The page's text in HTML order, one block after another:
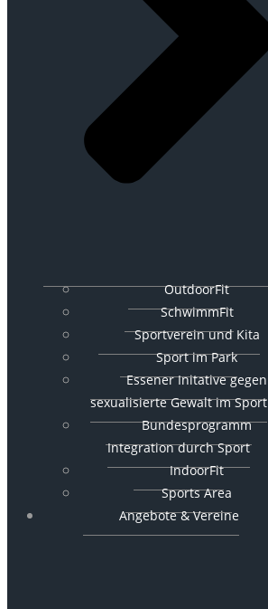
OutdoorFit
SchwimmFit
Sportverein und Kita
Sport im Park
Essener Initative gegen
sexualisierte Gewalt im Sport
Bundesprogramm
Integration durch Sport
IndoorFit
Sports Area
Angebote & Vereine